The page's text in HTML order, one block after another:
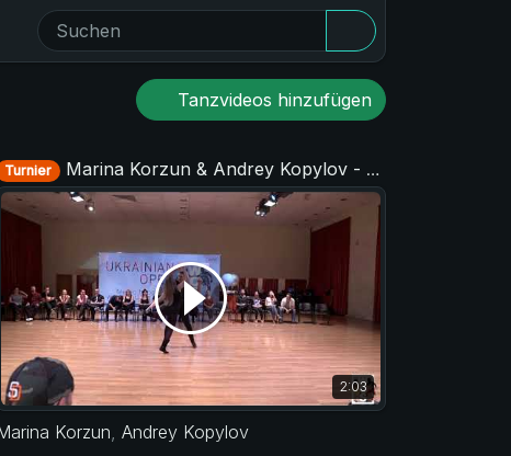
Tanzvideos hinzufügen
Turnier Marina Korzun & Andrey Kopylov - Strictly Open - Ukrainian Open 2018
2:03
Korzun, Andrey Kopylov